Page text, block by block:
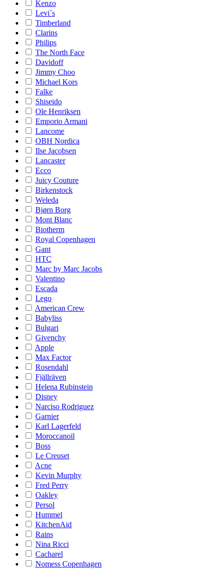
Kenzo
Levi´s
Timberland
Clarins
Philips
The North Face
Davidoff
Jimmy Choo
Michael Kors
Falke
Shiseido
Ole Henriksen
Emporio Armani
Lancome
OBH Nordica
Ilse Jacobsen
Lancaster
Ecco
Juicy Couture
Birkenstock
Weleda
Bjørn Borg
Mont Blanc
Biotherm
Royal Copenhagen
Gant
HTC
Marc by Marc Jacobs
Valentino
Escada
Lego
American Crew
Babyliss
Bulgari
Givenchy
Apple
Max Factor
Rosendahl
Fjällräven
Helena Rubinstein
Disney
Narciso Rodriguez
Garnier
Karl Lagerfeld
Moroccanoil
Boss
Le Creuset
Acne
Kevin Murphy
Fred Perry
Oakley
Persol
Hummel
KitchenAid
Rains
Nina Ricci
Cacharel
Nomess Copenhagen